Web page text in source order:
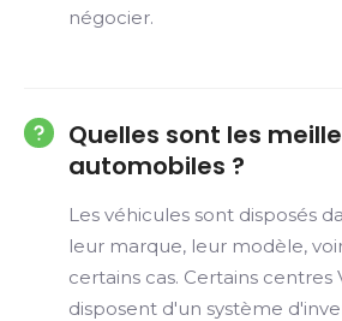
négocier.
Quelles sont les
automobiles ?
Les véhicules sont disposés
leur marque, leur modèle,
certains cas. Certains centres
disposent d'un système